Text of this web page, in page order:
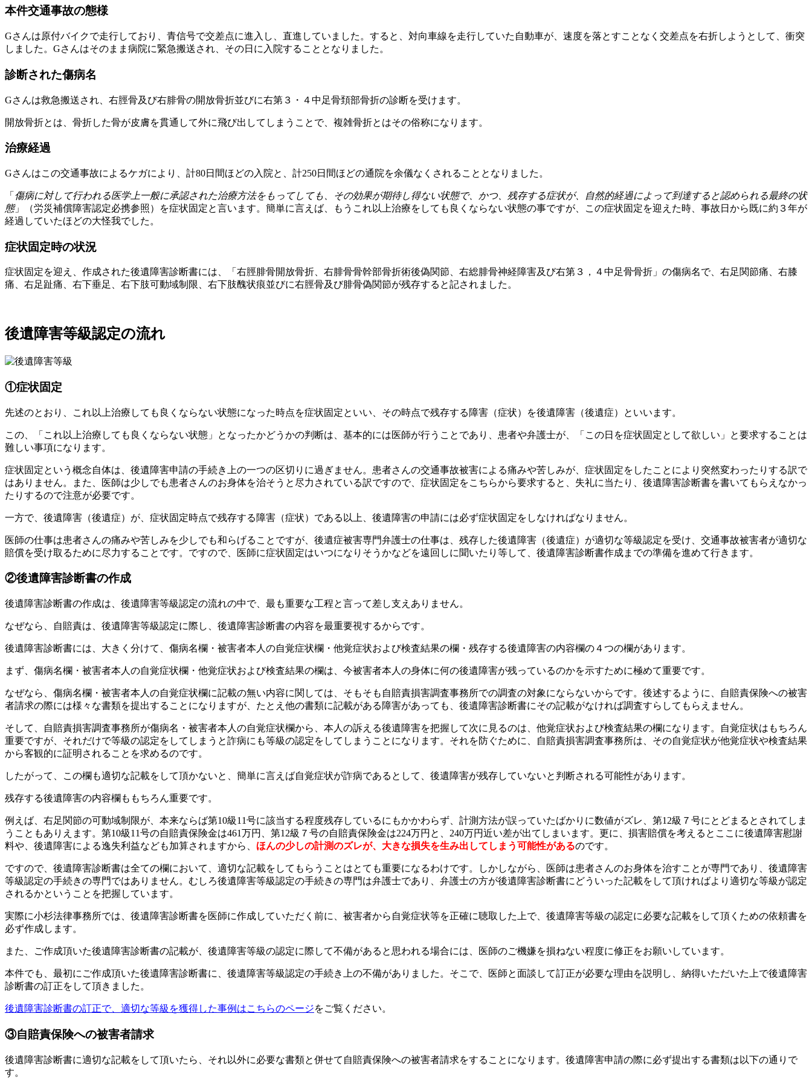
本件交通事故の態様
Gさんは原付バイクで走行しており、青信号で交差点に進入し、直進していました。すると、対向車線を走行していた自動車が、速度を落とすことなく交差点を右折しようとして、衝突
しました。Gさんはそのまま病院に緊急搬送され、その日に入院することとなりました。
診断された傷病名
Gさんは救急搬送され、右脛骨及び右腓骨の開放骨折並びに右第３・４中足骨頚部骨折の診断を受けます。
開放骨折とは、骨折した骨が皮膚を貫通して外に飛び出してしまうことで、複雑骨折とはその俗称になります。
治療経過
Gさんはこの交通事故によるケガにより、計80日間ほどの入院と、計250日間ほどの通院を余儀なくされることとなりました。
「 傷病に対して行われる医学上一般に承認された治療方法をもってしても、その効果が期待し得ない状態で、かつ、残存する症状が、自然的経過によって到達すると認められる最終の状
態」（労災補償障害認定必携参照）を症状固定と言います。簡単に言えば、もうこれ以上治療をしても良くならない状態の事ですが、この症状固定を迎えた時、事故日から既に約３年が
経過していたほどの大怪我でした。
症状固定時の状況
症状固定を迎え、作成された後遺障害診断書には、「右脛腓骨開放骨折、右腓骨骨幹部骨折術後偽関節、右総腓骨神経障害及び右第３，４中足骨骨折」の傷病名で、右足関節痛、右膝
痛、右足趾痛、右下垂足、右下肢可動域制限、右下肢醜状痕並びに右脛骨及び腓骨偽関節が残存すると記されました。
後遺障害等級認定の流れ
①症状固定
先述のとおり、これ以上治療しても良くならない状態になった時点を症状固定といい、その時点で残存する障害（症状）を後遺障害（後遺症）といいます。
この、「これ以上治療しても良くならない状態」となったかどうかの判断は、基本的には医師が行うことであり、患者や弁護士が、「この日を症状固定として欲しい」と要求することは
難しい事項になります。
症状固定という概念自体は、後遺障害申請の手続き上の一つの区切りに過ぎません。患者さんの交通事故被害による痛みや苦しみが、症状固定をしたことにより突然変わったりする訳で
はありません。また、医師は少しでも患者さんのお身体を治そうと尽力されている訳ですので、症状固定をこちらから要求すると、失礼に当たり、後遺障害診断書を書いてもらえなかっ
たりするので注意が必要です。
一方で、後遺障害（後遺症）が、症状固定時点で残存する障害（症状）である以上、後遺障害の申請には必ず症状固定をしなければなりません。
医師の仕事は患者さんの痛みや苦しみを少しでも和らげることですが、後遺症被害専門弁護士の仕事は、残存した後遺障害（後遺症）が適切な等級認定を受け、交通事故被害者が適切な
賠償を受け取るために尽力することです。ですので、医師に症状固定はいつになりそうかなどを遠回しに聞いたり等して、後遺障害診断書作成までの準備を進めて行きます。
②後遺障害診断書の作成
後遺障害診断書の作成は、後遺障害等級認定の流れの中で、最も重要な工程と言って差し支えありません。
なぜなら、自賠責は、後遺障害等級認定に際し、後遺障害診断書の内容を最重要視するからです。
後遺障害診断書には、大きく分けて、傷病名欄・被害者本人の自覚症状欄・他覚症状および検査結果の欄・残存する後遺障害の内容欄の４つの欄があります。
まず、傷病名欄・被害者本人の自覚症状欄・他覚症状および検査結果の欄は、今被害者本人の身体に何の後遺障害が残っているのかを示すために極めて重要です。
なぜなら、傷病名欄・被害者本人の自覚症状欄に記載の無い内容に関しては、そもそも自賠責損害調査事務所での調査の対象にならないからです。後述するように、自賠責保険への被害
者請求の際には様々な書類を提出することになりますが、たとえ他の書類に記載がある障害があっても、後遺障害診断書にその記載がなければ調査すらしてもらえません。
そして、自賠責損害調査事務所が傷病名・被害者本人の自覚症状欄から、本人の訴える後遺障害を把握して次に見るのは、他覚症状および検査結果の欄になります。自覚症状はもちろん
重要ですが、それだけで等級の認定をしてしまうと詐病にも等級の認定をしてしまうことになります。それを防ぐために、自賠責損害調査事務所は、その自覚症状が他覚症状や検査結果
から客観的に証明されることを求めるのです。
したがって、この欄も適切な記載をして頂かないと、簡単に言えば自覚症状が詐病であるとして、後遺障害が残存していないと判断される可能性があります。
残存する後遺障害の内容欄ももちろん重要です。
例えば、右足関節の可動域制限が、本来ならば第10級11号に該当する程度残存しているにもかかわらず、計測方法が誤っていたばかりに数値がズレ、第12級７号にとどまるとされてしま
うこともありえます。第10級11号の自賠責保険金は461万円、第12級７号の自賠責保険金は224万円と、240万円近い差が出てしまいます。更に、損害賠償を考えるとここに後遺障害慰謝
料や、後遺障害による逸失利益なども加算されますから、 ほんの少しの計測のズレが、大きな損失を生み出してしまう可能性があるのです。
ですので、後遺障害診断書は全ての欄において、適切な記載をしてもらうことはとても重要になるわけです。しかしながら、医師は患者さんのお身体を治すことが専門であり、後遺障害
等級認定の手続きの専門ではありません。むしろ後遺障害等級認定の手続きの専門は弁護士であり、弁護士の方が後遺障害診断書にどういった記載をして頂ければより適切な等級が認定
されるかということを把握しています。
実際に小杉法律事務所では、後遺障害診断書を医師に作成していただく前に、被害者から自覚症状等を正確に聴取した上で、後遺障害等級の認定に必要な記載をして頂くための依頼書を
必ず作成します。
また、ご作成頂いた後遺障害診断書の記載が、後遺障害等級の認定に際して不備があると思われる場合には、医師のご機嫌を損ねない程度に修正をお願いしています。
本件でも、最初にご作成頂いた後遺障害診断書に、後遺障害等級認定の手続き上の不備がありました。そこで、医師と面談して訂正が必要な理由を説明し、納得いただいた上で後遺障害
診断書の訂正をして頂きました。
後遺障害診断書の訂正で、適切な等級を獲得した事例はこちらのページをご覧ください。
③自賠責保険への被害者請求
後遺障害診断書に適切な記載をして頂いたら、それ以外に必要な書類と併せて自賠責保険への被害者請求をすることになります。後遺障害申請の際に必ず提出する書類は以下の通りで
す。